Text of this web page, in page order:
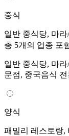
중식
일반 중식당, 마
총 5개의 업종 포
일반 중식당, 마
문점, 중국음식 전
양식
패밀리 레스토랑,